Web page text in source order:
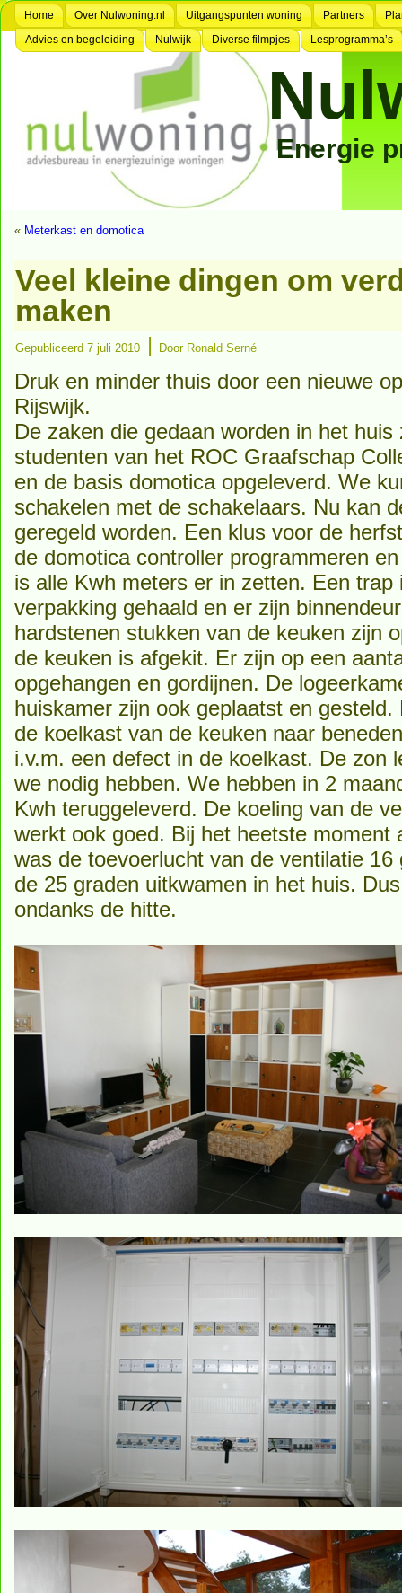
Home Over Nulwoning.nl Uitgangspunten woning Partners
Advies en begeleiding
Nulwijk Diverse filmpjes Lesprogramma’s
Energie
« Meterkast en domotica
Veel kleine dingen om
maken
Gepubliceerd 7 juli 2010 | Door Ronald Serné
Druk en minder thuis door een nieuwe
Rijswijk.
De zaken die gedaan worden in het
studenten van het ROC Graafschap
en de basis domotica opgeleverd. We
schakelen met de schakelaars. Nu kan
geregeld worden. Een klus voor de
de domotica controller programmeren
is alle Kwh meters er in zetten. Een
verpakking gehaald en er zijn
hardstenen stukken van de keuken zijn
de keuken is afgekit. Er zijn op een
opgehangen en gordijnen. De
huiskamer zijn ook geplaatst en
de koelkast van de keuken naar
i.v.m. een defect in de koelkast. De zon
we nodig hebben. We hebben in 2
Kwh teruggeleverd. De koeling van de
werkt ook goed. Bij het heetste moment
was de toevoerlucht van de ventilatie
de 25 graden uitkwamen in het huis.
ondanks de hitte.